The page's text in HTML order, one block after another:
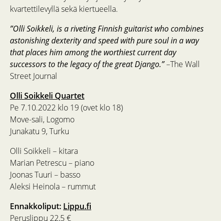
kvartettilevyllä sekä kiertueella.
”Olli Soikkeli, is a riveting Finnish guitarist who combines
astonishing dexterity and speed with pure soul in a way
that places him among the worthiest current day
successors to the legacy of the great Django.”–The Wall
Street Journal
Olli Soikkeli Quartet
Pe 7.10.2022 klo 19 (ovet klo 18)
Move-sali, Logomo
Junakatu 9, Turku
Olli Soikkeli – kitara
Marian Petrescu – piano
Joonas Tuuri – basso
Aleksi Heinola – rummut
Ennakkoliput: Lippu.fi
Peruslippu 22,5 €